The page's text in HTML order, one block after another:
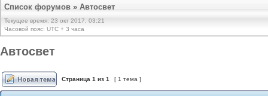
Список форумов » Автосвет
Текущее время: 23 окт 2017, 03:21
Часовой пояс: UTC + 3 часа
Автосвет
Страница 1 из 1 [ 1 тема ]